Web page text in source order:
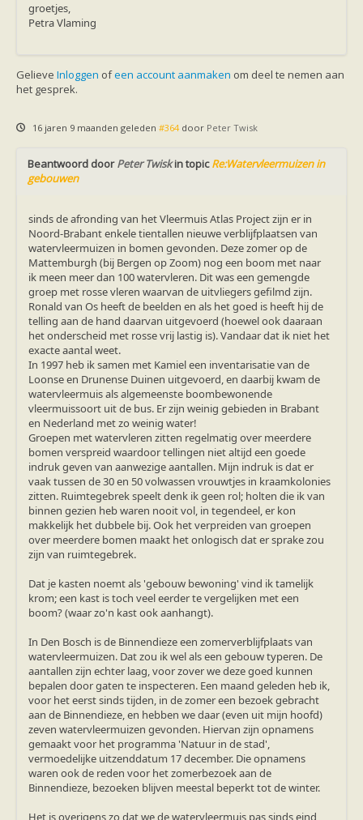
Laatvlieger
Noordse vleermuis
Rosse vleermuis
Vale vleermuis
Vleermuizen en eikenprocessierups
Kinderpagina
Spreekbeurt
Tekenen
Spelletjes
Weetjes
Meer weten
Links
Boeken en tijdschriften
geluiden van vleermuizen
Achtergrond informatie
Nieuwsberichten
Informatiefolders
Nederland
Buitenland
Meer dan vleermuizen
Handleidingen
Vlendag presentaties
Vlennieuwsbrief
Overige publicaties
zoonose info (rabies, corona, etc)
rapporten
Handleiding
Overig
Video beelden
Forum
Naar het forum
groetjes,
Petra Vlaming
Gelieve Inloggen ofeen account aanmaken om deel te nemen aan
het gesprek.
16 jaren 9 maanden geleden #364 door Peter Twisk
Beantwoord doorPeter Twiskin topicRe:Watervleermuizen in
gebouwen
sinds de afronding van het Vleermuis Atlas Project zijn er in
Noord-Brabant enkele tientallen nieuwe verblijfplaatsen van
watervleermuizen in bomen gevonden. Deze zomer op de
Mattemburgh (bij Bergen op Zoom) nog een boom met naar
ik meen meer dan 100 watervleren. Dit was een gemengde
groep met rosse vleren waarvan de uitvliegers gefilmd zijn.
Ronald van Os heeft de beelden en als het goed is heeft hij de
telling aan de hand daarvan uitgevoerd (hoewel ook daaraan
het onderscheid met rosse vrij lastig is). Vandaar dat ik niet het
exacte aantal weet.
In 1997 heb ik samen met Kamiel een inventarisatie van de
Loonse en Drunense Duinen uitgevoerd, en daarbij kwam de
watervleermuis als algemeenste boombewonende
vleermuissoort uit de bus. Er zijn weinig gebieden in Brabant
en Nederland met zo weinig water!
Groepen met watervleren zitten regelmatig over meerdere
bomen verspreid waardoor tellingen niet altijd een goede
indruk geven van aanwezige aantallen. Mijn indruk is dat er
vaak tussen de 30 en 50 volwassen vrouwtjes in kraamkolonies
zitten. Ruimtegebrek speelt denk ik geen rol; holten die ik van
binnen gezien heb waren nooit vol, in tegendeel, er kon
makkelijk het dubbele bij. Ook het verpreiden van groepen
over meerdere bomen maakt het onlogisch dat er sprake zou
zijn van ruimtegebrek.
Dat je kasten noemt als 'gebouw bewoning' vind ik tamelijk
krom; een kast is toch veel eerder te vergelijken met een
boom? (waar zo'n kast ook aanhangt).
In Den Bosch is de Binnendieze een zomerverblijfplaats van
watervleermuizen. Dat zou ik wel als een gebouw typeren. De
aantallen zijn echter laag, voor zover we deze goed kunnen
bepalen door gaten te inspecteren. Een maand geleden heb ik,
voor het eerst sinds tijden, in de zomer een bezoek gebracht
aan de Binnendieze, en hebben we daar (even uit mijn hoofd)
zeven watervleermuizen gevonden. Hiervan zijn opnamens
gemaakt voor het programma 'Natuur in de stad',
vermoedelijke uitzenddatum 17 december. Die opnamens
waren ook de reden voor het zomerbezoek aan de
Binnendieze, bezoeken blijven meestal beperkt tot de winter.
Het is overigens zo dat we de watervleermuis pas sinds eind